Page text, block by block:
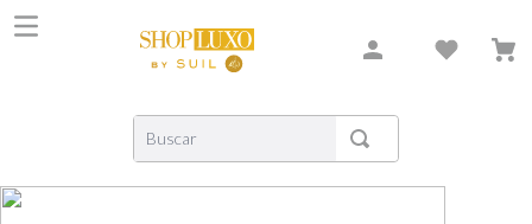
Buscar